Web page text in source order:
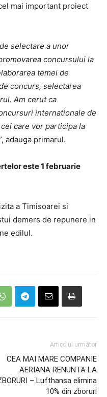
mai important proiect
selectare a unor
concursului la
temei de
concurs, selectarea
Am cerut ca
internationale de
care vor participa la
adauga primarul.
este 1 februarie
a Timisoarei si
demers de repunere in
edilul.
Articolul următor
CEA MAI MARE COMPANIE
AERIANA RENUNTA LA
– Lufthansa elimina
10% din zboruri